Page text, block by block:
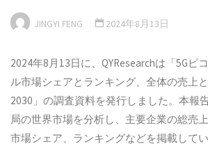
JINGYI FENG 2024年8月13日
2024年8月13日に、QYResearchは「5G
ル市場シェアとランキング、全体の売上
2030」の調査資料を発行しました。本報
局の世界市場を分析し、主要企業の総売
市場シェア、ランキングなどを掲載して